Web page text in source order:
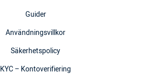
Guider
Användningsvillkor
Säkerhetspolicy
KYC – Kontoverifiering